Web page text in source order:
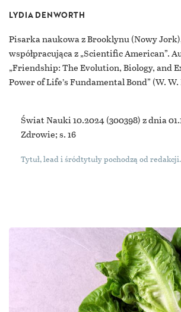
Świat Nauki 10.2024(300398) z dnia
Zdrowie; s. 16
LYDIA DENWORTH
Pisarka naukowa z Brooklynu (Nowy
współpracująca z „Scientific American”.
„Friendship: The Evolution, Biology, and
Power of Life’s Fundamental Bond” (W.